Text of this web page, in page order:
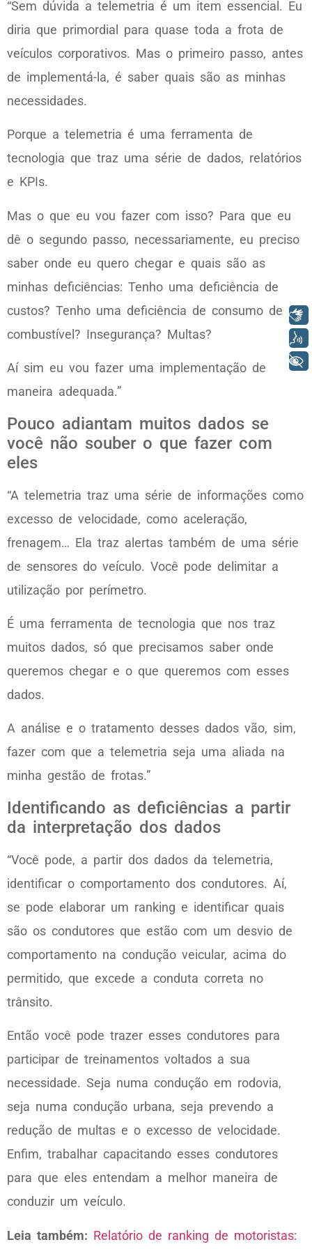
“Sem dúvida a telemetria é um item essencial. Eu
diria que primordial para quase toda a frota de
veículos corporativos. Mas o primeiro passo, antes
de implementá-la, é saber quais são as minhas
necessidades.
Porque a telemetria é uma ferramenta de
tecnologia que traz uma série de dados, relatórios
e KPIs.
Mas o que eu vou fazer com isso? Para que eu
dê o segundo passo, necessariamente, eu preciso
saber onde eu quero chegar e quais são as
minhas deficiências: Tenho uma deficiência de
custos? Tenho uma deficiência de consumo de
combustível? Insegurança? Multas?
Aí sim eu vou fazer uma implementação de
maneira adequada.”
Pouco adiantam muitos dados se
você não souber o que fazer com
eles
“A telemetria traz uma série de informações como
excesso de velocidade, como aceleração,
frenagem… Ela traz alertas também de uma série
de sensores do veículo. Você pode delimitar a
utilização por perímetro.
É uma ferramenta de tecnologia que nos traz
muitos dados, só que precisamos saber onde
queremos chegar e o que queremos com esses
dados.
A análise e o tratamento desses dados vão, sim,
fazer com que a telemetria seja uma aliada na
minha gestão de frotas.”
Identificando as deficiências a partir
da interpretação dos dados
“Você pode, a partir dos dados da telemetria,
identificar o comportamento dos condutores. Aí,
se pode elaborar um ranking e identificar quais
são os condutores que estão com um desvio de
comportamento na condução veicular, acima do
permitido, que excede a conduta correta no
trânsito.
Então você pode trazer esses condutores para
participar de treinamentos voltados a sua
necessidade. Seja numa condução em rodovia,
seja numa condução urbana, seja prevendo a
redução de multas e o excesso de velocidade.
Enfim, trabalhar capacitando esses condutores
para que eles entendam a melhor maneira de
conduzir um veículo.
Leia também: Relatório de ranking de motoristas:
Libras
+ Acessibilidade